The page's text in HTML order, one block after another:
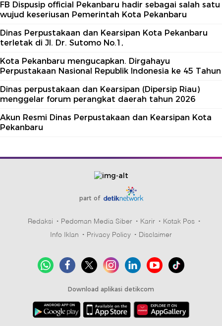
FB Dispusip official Pekanbaru hadir sebagai salah satu
wujud keseriusan Pemerintah Kota Pekanbaru
Dinas Perpustakaan dan Kearsipan Kota Pekanbaru
terletak di Jl. Dr. Sutomo No.1,
Kota Pekanbaru mengucapkan. Dirgahayu
Perpustakaan Nasional Republik Indonesia ke 45 Tahun
Dinas perpustakaan dan Kearsipan (Dipersip Riau)
menggelar forum perangkat daerah tahun 2026
Akun Resmi Dinas Perpustakaan dan Kearsipan Kota
Pekanbaru
part of
Redaksi Pedoman Media Siber Karir
Kotak Pos
Info Iklan
Privacy Policy Disclaimer
Download aplikasi detikcom